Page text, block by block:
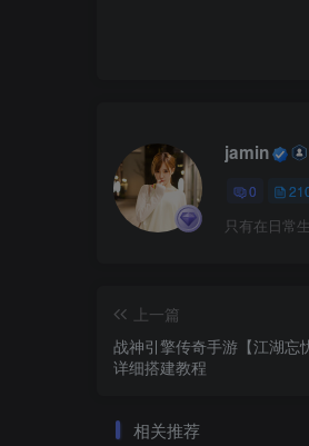
jamin
0
只有在日常
上一篇
战神引擎传奇手游【江湖忘
详细搭建教程
相关推荐